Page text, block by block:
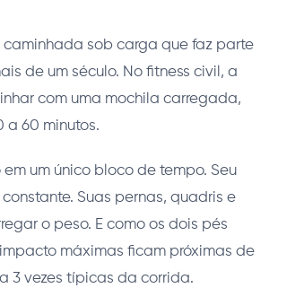
caminhada sob carga que faz parte
de um século. No fitness civil, a
com uma mochila carregada,
a 60 minutos.
um único bloco de tempo. Seu
Suas pernas, quadris e
o peso. E como os dois pés
máximas ficam próximas de
3 vezes típicas da corrida.